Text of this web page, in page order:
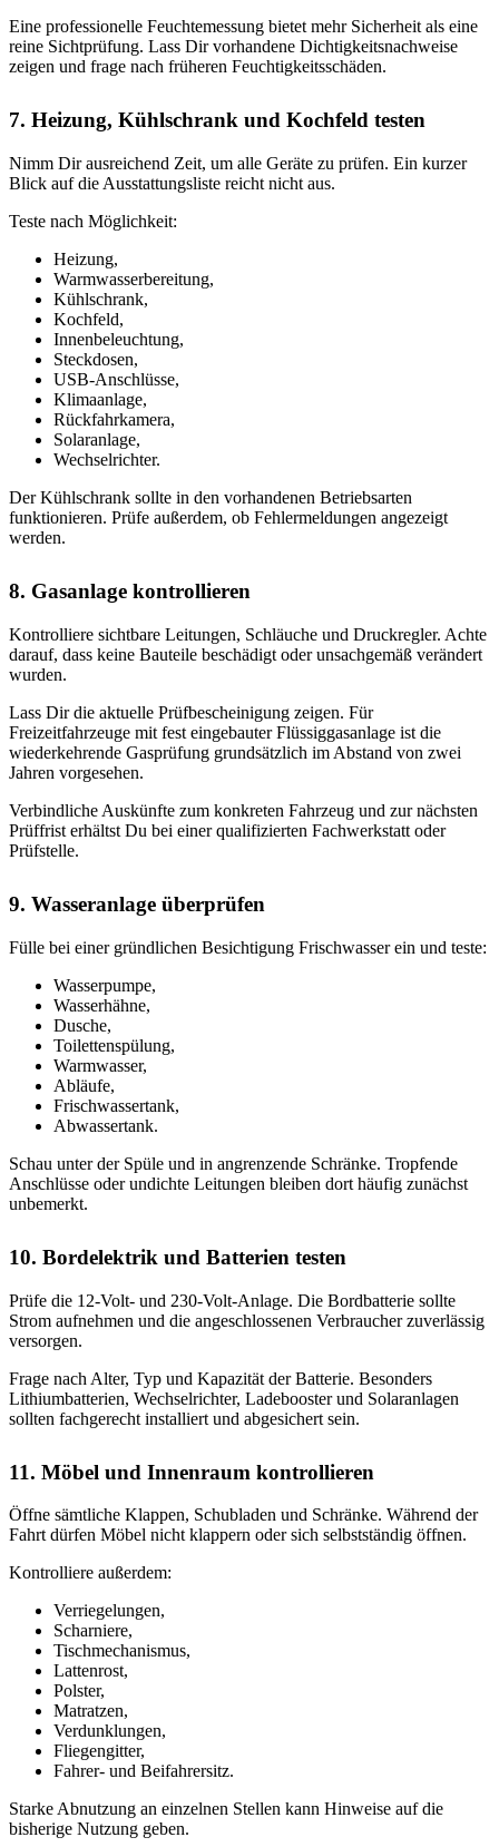
Eine professionelle Feuchtemessung bietet mehr Sicherheit als eine
reine Sichtprüfung. Lass Dir vorhandene Dichtigkeitsnachweise
zeigen und frage nach früheren Feuchtigkeitsschäden.
7. Heizung, Kühlschrank und Kochfeld testen
Nimm Dir ausreichend Zeit, um alle Geräte zu prüfen. Ein kurzer
Blick auf die Ausstattungsliste reicht nicht aus.
Teste nach Möglichkeit:
Heizung,
Warmwasserbereitung,
Kühlschrank,
Kochfeld,
Innenbeleuchtung,
Steckdosen,
USB-Anschlüsse,
Klimaanlage,
Rückfahrkamera,
Solaranlage,
Wechselrichter.
Der Kühlschrank sollte in den vorhandenen Betriebsarten
funktionieren. Prüfe außerdem, ob Fehlermeldungen angezeigt
werden.
8. Gasanlage kontrollieren
Kontrolliere sichtbare Leitungen, Schläuche und Druckregler. Achte
darauf, dass keine Bauteile beschädigt oder unsachgemäß verändert
wurden.
Lass Dir die aktuelle Prüfbescheinigung zeigen. Für
Freizeitfahrzeuge mit fest eingebauter Flüssiggasanlage ist die
wiederkehrende Gasprüfung grundsätzlich im Abstand von zwei
Jahren vorgesehen.
Verbindliche Auskünfte zum konkreten Fahrzeug und zur nächsten
Prüffrist erhältst Du bei einer qualifizierten Fachwerkstatt oder
Prüfstelle.
9. Wasseranlage überprüfen
Fülle bei einer gründlichen Besichtigung Frischwasser ein und teste:
Wasserpumpe,
Wasserhähne,
Dusche,
Toilettenspülung,
Warmwasser,
Abläufe,
Frischwassertank,
Abwassertank.
Schau unter der Spüle und in angrenzende Schränke. Tropfende
Anschlüsse oder undichte Leitungen bleiben dort häufig zunächst
unbemerkt.
10. Bordelektrik und Batterien testen
Prüfe die 12-Volt- und 230-Volt-Anlage. Die Bordbatterie sollte
Strom aufnehmen und die angeschlossenen Verbraucher zuverlässig
versorgen.
Frage nach Alter, Typ und Kapazität der Batterie. Besonders
Lithiumbatterien, Wechselrichter, Ladebooster und Solaranlagen
sollten fachgerecht installiert und abgesichert sein.
11. Möbel und Innenraum kontrollieren
Öffne sämtliche Klappen, Schubladen und Schränke. Während der
Fahrt dürfen Möbel nicht klappern oder sich selbstständig öffnen.
Kontrolliere außerdem:
Verriegelungen,
Scharniere,
Tischmechanismus,
Lattenrost,
Polster,
Matratzen,
Verdunklungen,
Fliegengitter,
Fahrer- und Beifahrersitz.
Starke Abnutzung an einzelnen Stellen kann Hinweise auf die
bisherige Nutzung geben.